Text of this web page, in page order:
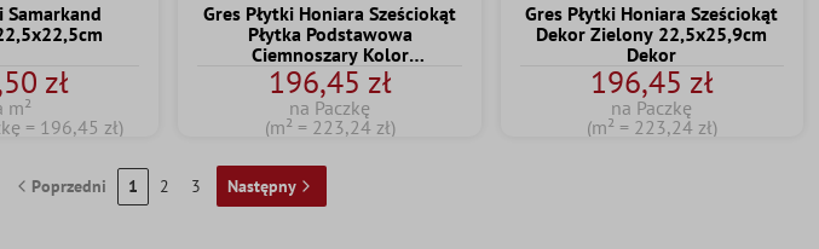
Samarkand
zł
m²
= 196,45 zł)
Gres Płytki Honiara Sześciokąt
Płytka Podstawowa
Ciemnoszary Kolor
22,5x25,9cm
196,45 zł
na Paczkę
(m² = 223,24 zł)
Gres Płytki Honiara Sześciokąt
Dekor Zielony 22,5x25,9cm
Dekor
196,45 zł
na Paczkę
(m² = 223,24 zł)
Poprzedni 1 2 3 Następny